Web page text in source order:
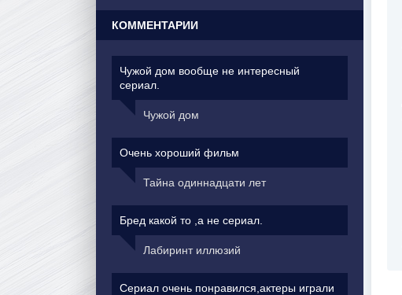
КОММЕНТАРИИ
Чужой дом вообще не интересный
сериал.
Чужой дом
Очень хороший фильм
Тайна одиннадцати лет
Бред какой то ,а не сериал.
Лабиринт иллюзий
Сериал очень понравился,актеры играли